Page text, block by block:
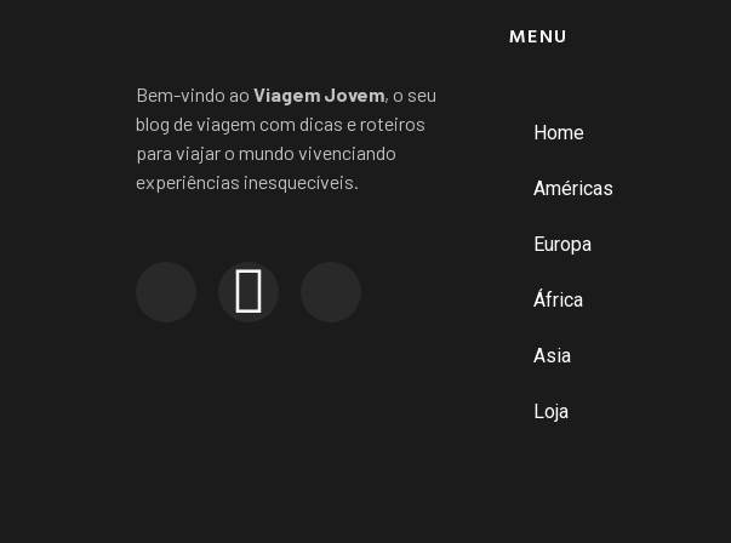
Bem-vindo ao Viagem Jovem, o seu
blog de viagem com dicas e roteiros
para viajar o mundo vivenciando
experiências inesquecíveis.
MENU
Home
Américas
Europa
África
Asia
Loja